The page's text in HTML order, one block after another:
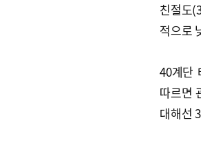
친절도
적으로
40계단
따르면
대해선